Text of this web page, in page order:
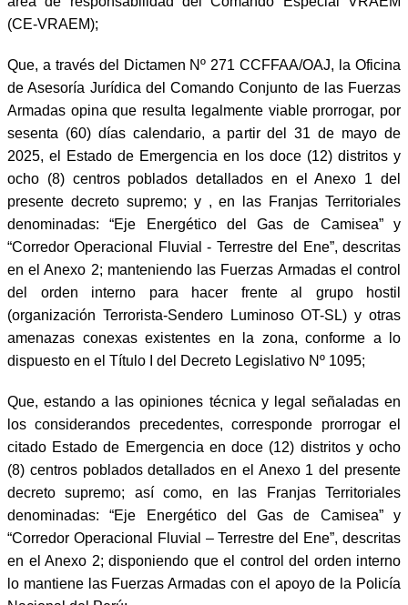
(CE-VRAEM);
Que, a través del Dictamen Nº 271 CCFFAA/OAJ, la Oficina
de Asesoría Jurídica del Comando Conjunto de las Fuerzas
Armadas opina que resulta legalmente viable prorrogar, por
sesenta (60) días calendario, a partir del 31 de mayo de
2025, el Estado de Emergencia en los doce (12) distritos y
ocho (8) centros poblados detallados en el Anexo 1 del
presente decreto supremo; y , en las Franjas Territoriales
denominadas: “Eje Energético del Gas de Camisea” y
“Corredor Operacional Fluvial - Terrestre del Ene”, descritas
en el Anexo 2; manteniendo las Fuerzas Armadas el control
del orden interno para hacer frente al grupo hostil
(organización Terrorista-Sendero Luminoso OT-SL) y otras
amenazas conexas existentes en la zona, conforme a lo
dispuesto en el Título I del Decreto Legislativo Nº 1095;
Que, estando a las opiniones técnica y legal señaladas en
los considerandos precedentes, corresponde prorrogar el
citado Estado de Emergencia en doce (12) distritos y ocho
(8) centros poblados detallados en el Anexo 1 del presente
decreto supremo; así como, en las Franjas Territoriales
denominadas: “Eje Energético del Gas de Camisea” y
“Corredor Operacional Fluvial – Terrestre del Ene”, descritas
en el Anexo 2; disponiendo que el control del orden interno
lo mantiene las Fuerzas Armadas con el apoyo de la Policía